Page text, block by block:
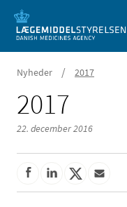
Nyheder / 2017
2017
22. december 2016